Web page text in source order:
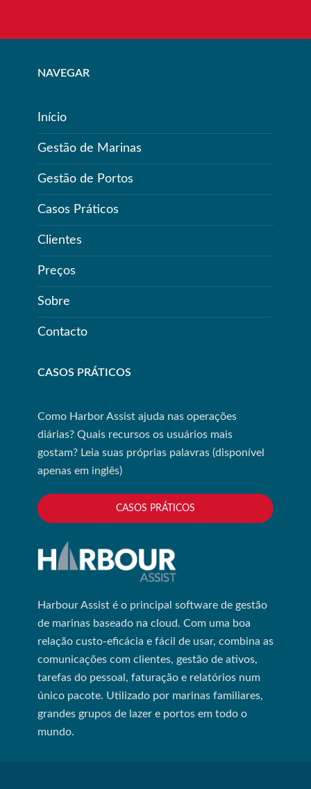
NAVEGAR
Início
Gestão de Marinas
Gestão de Portos
Casos Práticos
Clientes
Preços
Sobre
Contacto
CASOS PRÁTICOS
Como Harbor Assist ajuda nas operações
diárias? Quais recursos os usuários mais
gostam? Leia suas próprias palavras (disponível
apenas em inglês)
CASOS PRÁTICOS
Harbour Assist é o principal software de gestão
de marinas baseado na cloud. Com uma boa
relação custo-eficácia e fácil de usar, combina as
comunicações com clientes, gestão de ativos,
tarefas do pessoal, faturação e relatórios num
único pacote. Utilizado por marinas familiares,
grandes grupos de lazer e portos em todo o
mundo.